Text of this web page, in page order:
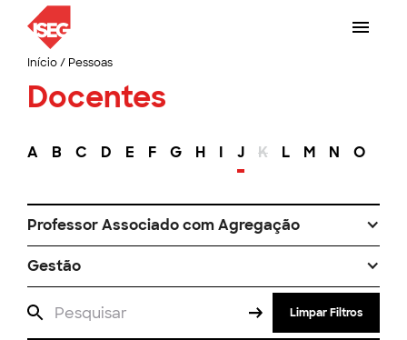
Início/ Pessoas
Docentes
A B C D E F G H I J K L M N O
Professor Associado com Agregação
Gestão
Limpar Filtros